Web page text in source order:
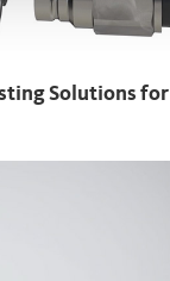
Solutions for